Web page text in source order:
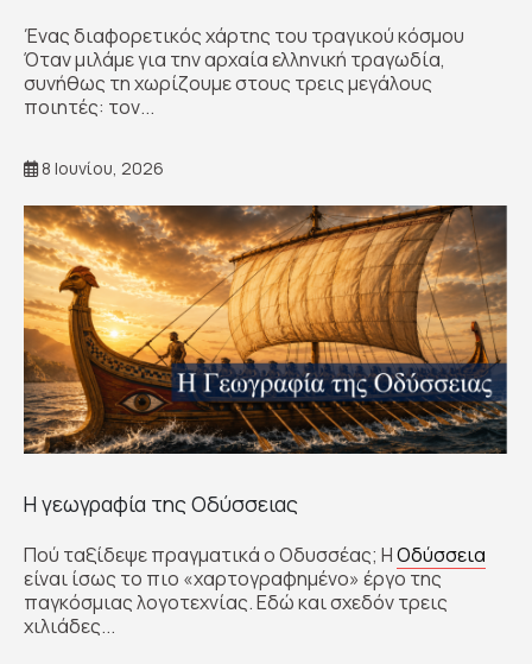
Ένας διαφορετικός χάρτης του τραγικού κόσμου
Όταν μιλάμε για την αρχαία ελληνική τραγωδία,
συνήθως τη χωρίζουμε στους τρεις μεγάλους
ποιητές: τον...
8 Ιουνίου, 2026
Η γεωγραφία της Οδύσσειας
Πού ταξίδεψε πραγματικά ο Οδυσσέας; ΗΟδύσσεια
είναι ίσως το πιο «χαρτογραφημένο» έργο της
παγκόσμιας λογοτεχνίας. Εδώ και σχεδόν τρεις
χιλιάδες...